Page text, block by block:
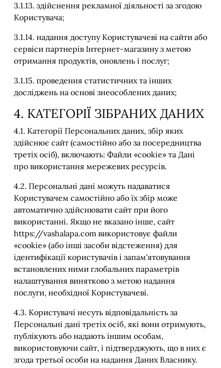
3.1.13. здійснення рекламної діяльності за згодою
Користувача;
3.1.14. надання доступу Користувачеві на сайти або
сервіси партнерів Інтернет-магазину з метою
отримання продуктів, оновлень і послуг;
3.1.15. проведення статистичних та інших
досліджень на основі знеособлених даних;
4. КАТЕГОРІЇ ЗІБРАНИХ ДАНИХ
4.1. Категорії Персональних даних, збір яких
здійснює сайт (самостійно або за посередництва
третіх осіб), включають: Файли «cookie» та Дані
про використання мережевих ресурсів.
4.2. Персональні дані можуть надаватися
Користувачем самостійно або їх збір може
автоматично здійснювати сайт при його
використанні. Якщо не вказано інше, сайт
https://vashalapa.com використовує файли
«cookie» (або інші засоби відстеження) для
ідентифікації користувачів і запам'ятовування
встановлених ними глобальних параметрів
налаштування винятково з метою надання
послуги, необхідної Користувачеві.
4.3. Користувачі несуть відповідальність за
Персональні дані третіх осіб, які вони отримують,
публікують або надають іншим особам,
використовуючи сайт, і підтверджують, що в них є
згода третьої особи на надання Даних Власнику.